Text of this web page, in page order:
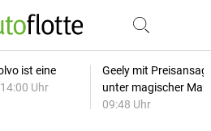
ist eine
Uhr
Geely mit
unter magischer
09:48 Uhr